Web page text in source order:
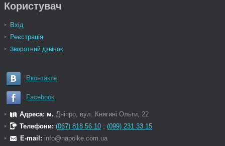
Користувач
Вхід
Реєстрація
Зворотний дзвінок
Вконтакте
Facebook
Адреса: м. Дніпро, вул. Княгині Ольги, 22
Телефони: (067) 818 56 10 ; (099) 231 33 15
E-mail: info@napolke.com.ua